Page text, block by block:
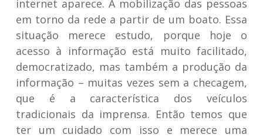
internet aparece. A mobilização das pessoas
em torno da rede a partir de um boato. Essa
situação merece estudo, porque hoje o
acesso à informação está muito facilitado,
democratizado, mas também a produção da
informação – muitas vezes sem a checagem,
que é a característica dos veículos
tradicionais da imprensa. Então temos que
ter um cuidado com isso e merece uma